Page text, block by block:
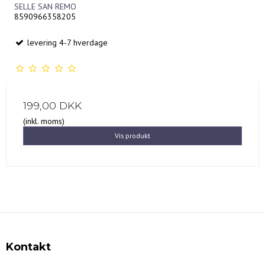
SELLE SAN REMO
8590966358205
levering 4-7 hverdage
199,00 DKK
(inkl. moms)
Vis produkt
Kontakt